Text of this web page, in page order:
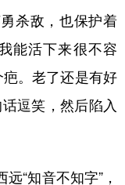
杀敌，也保护着
能活下来很不容
。老了还是有好
逗笑，然后陷入
“知音不知字”，